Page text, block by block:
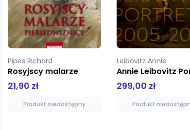
Leibovitz Annie
299,00 zł
Produkt niedostępny
Kossewska Elżbieta
21,00 zł
Dodaj do koszyka